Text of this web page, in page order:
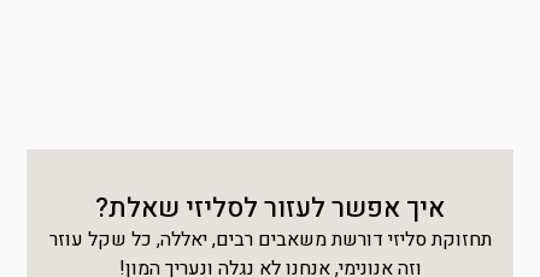
איך אפשר לעזור לסליזי שאלת?
תחזוקת סליזי דורשת משאבים רבים, יאללה, כל שקל עוזר
וזה אנונימי, אנחנו לא נגלה ונעריך המון!